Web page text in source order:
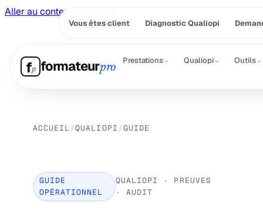
Aller au contenu principal
Vous êtes client Diagnostic Qualiopi
fp formateurpro
Prestations⌄ Qualiopi⌄ Outils⌄
ACCUEIL /QUALIOPI /GUIDE
GUIDE
OPÉRATIONNEL
QUALIOPI · PREUVES
· AUDIT